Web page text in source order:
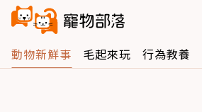
動物新鮮事 毛起來玩 行為教養